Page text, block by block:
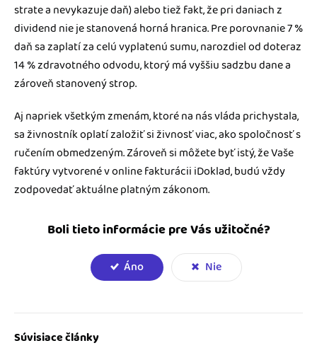
strate a nevykazuje daň) alebo tiež fakt, že pri daniach z
dividend nie je stanovená horná hranica. Pre porovnanie 7 %
daň sa zaplatí za celú vyplatenú sumu, narozdiel od doteraz
14 % zdravotného odvodu, ktorý má vyššiu sadzbu dane a
zároveň stanovený strop.
Aj napriek všetkým zmenám, ktoré na nás vláda prichystala,
sa živnostník oplatí založiť si živnosť viac, ako spoločnosť s
ručením obmedzeným. Zároveň si môžete byť istý, že Vaše
faktúry vytvorené v online fakturácii iDoklad, budú vždy
zodpovedať aktuálne platným zákonom.
Boli tieto informácie pre Vás užitočné?
Áno Nie
Súvisiace články